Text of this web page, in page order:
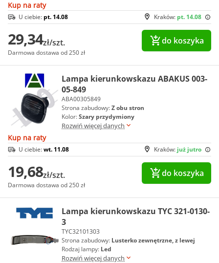
Kup na raty
Kraków: pt. 14.08
U ciebie: pt. 14.08
29,34zł/szt.
Darmowa dostawa od 250 zł
do koszyka
Lampa kierunkowskazu ABAKUS 003-
05-849
ABA00305849
Strona zabudowy:Z obu stron
Kolor:Szary przydymiony
Rozwiń więcej danych
Kup na raty
Kraków: już jutro
U ciebie:wt. 11.08
19,68zł/szt.
Darmowa dostawa od 250 zł
do koszyka
Lampa kierunkowskazu TYC 321-0130-
3
TYC32101303
Strona zabudowy: Lusterko zewnętrzne, z lewej
Rodzaj lampy: Led
Rozwiń więcej danych